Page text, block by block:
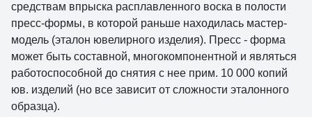
средствам впрыска расплавленного воска в полости
пресс-формы, в которой раньше находилась мастер-
модель (эталон ювелирного изделия). Пресс - форма
может быть составной, многокомпонентной и являться
работоспособной до снятия с нее прим. 10 000 копий
юв. изделий (но все зависит от сложности эталонного
образца).